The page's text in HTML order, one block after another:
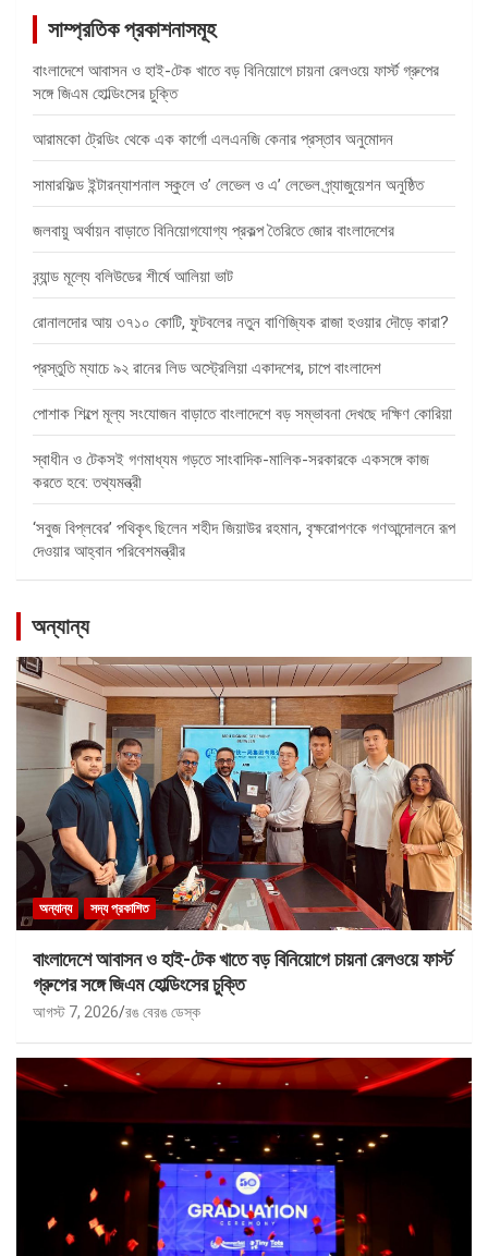
সাম্প্রতিক প্রকাশনাসমূহ
বাংলাদেশে আবাসন ও হাই-টেক খাতে বড় বিনিয়োগে চায়না রেলওয়ে ফার্স্ট গ্রুপের
সঙ্গে জিএম হোল্ডিংসের চুক্তি
আরামকো ট্রেডিং থেকে এক কার্গো এলএনজি কেনার প্রস্তাব অনুমোদন
সামারফিল্ড ইন্টারন্যাশনাল স্কুলে ও’ লেভেল ও এ’ লেভেল গ্র্যাজুয়েশন অনুষ্ঠিত
জলবায়ু অর্থায়ন বাড়াতে বিনিয়োগযোগ্য প্রকল্প তৈরিতে জোর বাংলাদেশের
ব্র্যান্ড মূল্যে বলিউডের শীর্ষে আলিয়া ভাট
রোনালদোর আয় ৩৭১০ কোটি, ফুটবলের নতুন বাণিজ্যিক রাজা হওয়ার দৌড়ে কারা?
প্রস্তুতি ম্যাচে ৯২ রানের লিড অস্ট্রেলিয়া একাদশের, চাপে বাংলাদেশ
পোশাক শিল্পে মূল্য সংযোজন বাড়াতে বাংলাদেশে বড় সম্ভাবনা দেখছে দক্ষিণ কোরিয়া
স্বাধীন ও টেকসই গণমাধ্যম গড়তে সাংবাদিক-মালিক-সরকারকে একসঙ্গে কাজ
করতে হবে: তথ্যমন্ত্রী
‘সবুজ বিপ্লবের’ পথিকৃৎ ছিলেন শহীদ জিয়াউর রহমান, বৃক্ষরোপণকে গণআন্দোলনে রূপ
দেওয়ার আহ্বান পরিবেশমন্ত্রীর
অন্যান্য
অন্যান্য সদ্য প্রকাশিত
বাংলাদেশে আবাসন ও হাই-টেক খাতে বড় বিনিয়োগে চায়না রেলওয়ে ফার্স্ট
গ্রুপের সঙ্গে জিএম হোল্ডিংসের চুক্তি
আগস্ট 7, 2026 রঙ বেরঙ ডেস্ক